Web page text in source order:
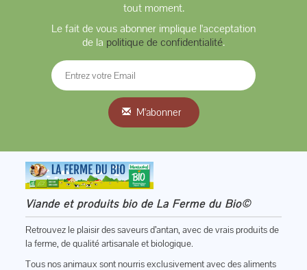
tout moment.
Le fait de vous abonner implique l'acceptation
de la politique de confidentialité.
M'abonner
Viande et produits bio de La Ferme du Bio©
Retrouvez le plaisir des saveurs d’antan, avec de vrais produits de
la ferme, de qualité artisanale et biologique.
Tous nos animaux sont nourris exclusivement avec des aliments